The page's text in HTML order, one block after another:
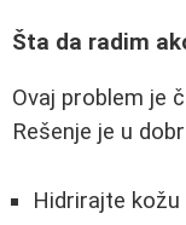
Šta da radim
Ovaj problem je
Rešenje je u
Hidrirajte kožu